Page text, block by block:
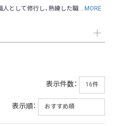
として修行し、熟練した職 ...MORE
表示件数：
表示順：